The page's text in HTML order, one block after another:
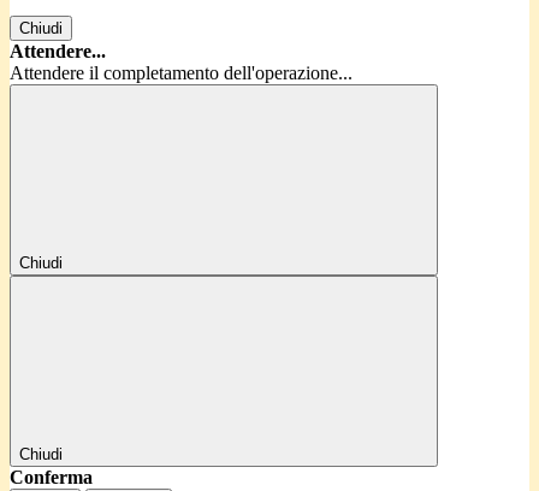
Chiudi
Attendere...
Attendere il completamento dell'operazione...
Chiudi
Chiudi
Conferma